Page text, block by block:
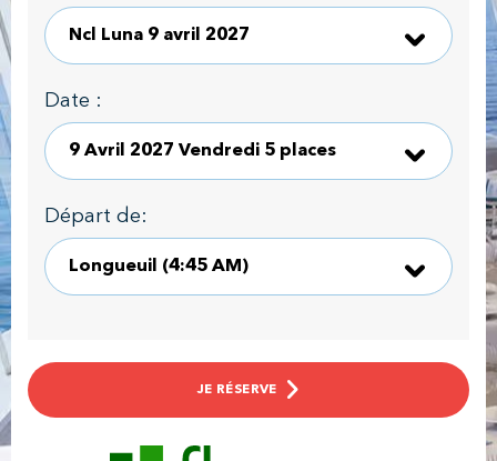
Date :
Départ de:
JE RÉSERVE